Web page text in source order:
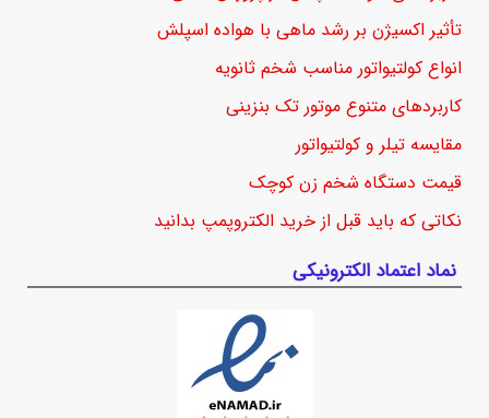
تأثیر اکسیژن بر رشد ماهی با هواده اسپلش
انواع کولتیواتور مناسب شخم ثانویه
کاربردهای متنوع موتور تک بنزینی
مقایسه تیلر و کولتیواتور
قیمت دستگاه شخم زن کوچک
نکاتی که باید قبل از خرید الکتروپمپ بدانید
نماد اعتماد الکترونیکی